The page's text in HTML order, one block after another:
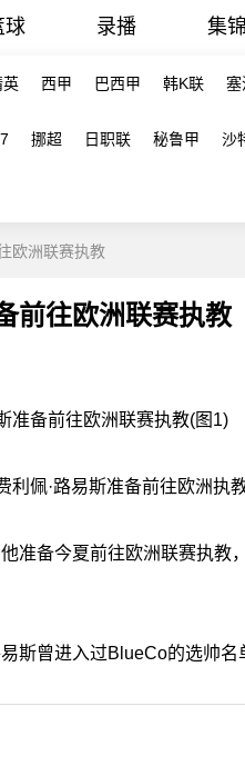
球 录播 集锦
英 西甲 巴西甲 韩K联 塞
挪超 日职联 秘鲁甲 沙
欧洲联赛执教
前往欧洲联赛执教
佩·路易斯准备前往欧洲执教
准备今夏前往欧洲联赛执教
斯曾进入过BlueCo的选帅名